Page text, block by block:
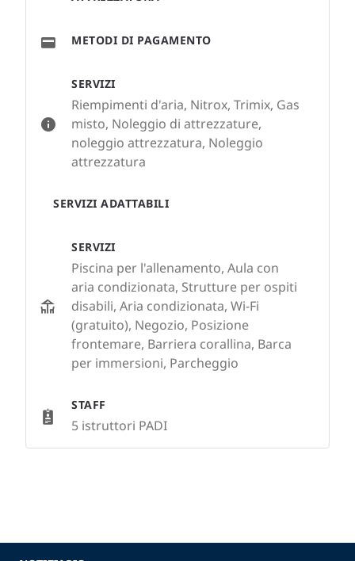
SERVIZI
Riempimenti d'aria, Nitrox, Trimix, Gas
misto, Noleggio di attrezzature,
noleggio attrezzatura, Noleggio
attrezzatura
SERVIZI ADATTABILI
SERVIZI
Piscina per l'allenamento, Aula con
aria condizionata, Strutture per ospiti
disabili, Aria condizionata, Wi-Fi
(gratuito), Negozio, Posizione
frontemare, Barriera corallina, Barca
per immersioni, Parcheggio
STAFF
5 istruttori PADI
METODI DI PAGAMENTO